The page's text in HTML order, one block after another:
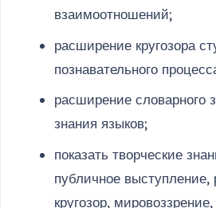
взаимоотношений;
расширение кругозора
познавательного
расширение словарного
знания языков;
показать творческие
публичное выступление,
кругозор,